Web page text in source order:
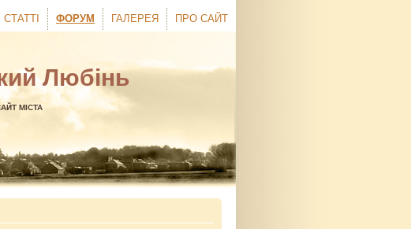
ПРО САЙТ
ГАЛЕРЕЯ
ФОРУМ
СТАТТІ
Любінь
МІСТА